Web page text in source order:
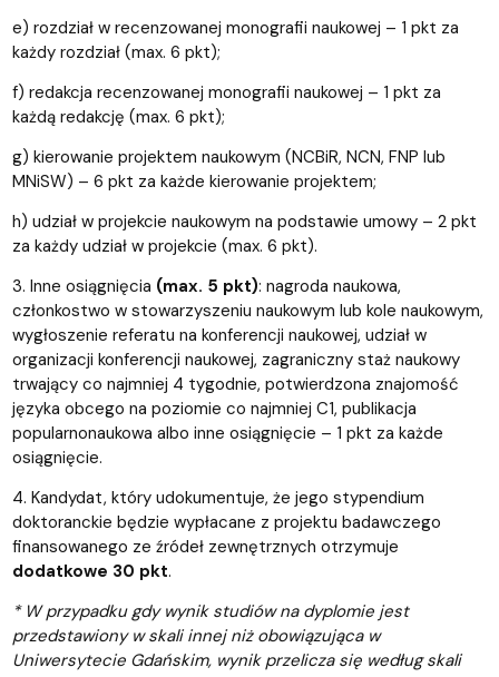
e) rozdział w recenzowanej monografii naukowej – 1 pkt za
każdy rozdział (max. 6 pkt);
f) redakcja recenzowanej monografii naukowej – 1 pkt za
każdą redakcję (max. 6 pkt);
g) kierowanie projektem naukowym (NCBiR, NCN, FNP lub
MNiSW) – 6 pkt za każde kierowanie projektem;
h) udział w projekcie naukowym na podstawie umowy – 2 pkt
za każdy udział w projekcie (max. 6 pkt).
3. Inne osiągnięcia (max. 5 pkt): nagroda naukowa,
członkostwo w stowarzyszeniu naukowym lub kole naukowym,
wygłoszenie referatu na konferencji naukowej, udział w
organizacji konferencji naukowej, zagraniczny staż naukowy
trwający co najmniej 4 tygodnie, potwierdzona znajomość
języka obcego na poziomie co najmniej C1, publikacja
popularnonaukowa albo inne osiągnięcie – 1 pkt za każde
osiągnięcie.
4. Kandydat, który udokumentuje, że jego stypendium
doktoranckie będzie wypłacane z projektu badawczego
finansowanego ze źródeł zewnętrznych otrzymuje
dodatkowe 30 pkt.
* W przypadku gdy wynik studiów na dyplomie jest
przedstawiony w skali innej niż obowiązująca w
Uniwersytecie Gdańskim, wynik przelicza się według skali